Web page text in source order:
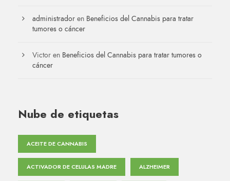
administrador en Beneficios del Cannabis para tratar
tumores o cáncer
Victor en Beneficios del Cannabis para tratar tumores o
cáncer
Nube de etiquetas
ACEITE DE CANNABIS
ACTIVADOR DE CELULAS MADRE ALZHEIMER